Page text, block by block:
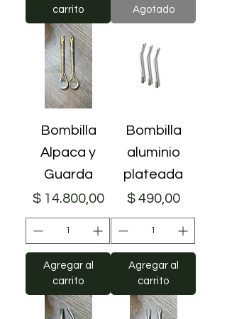
carrito
Agotado
Bombilla
Alpaca y
Guarda
Precio
$ 14.800,00
Agregar al
carrito
Bombilla
aluminio
plateada
Precio
$ 490,00
Agregar al
carrito